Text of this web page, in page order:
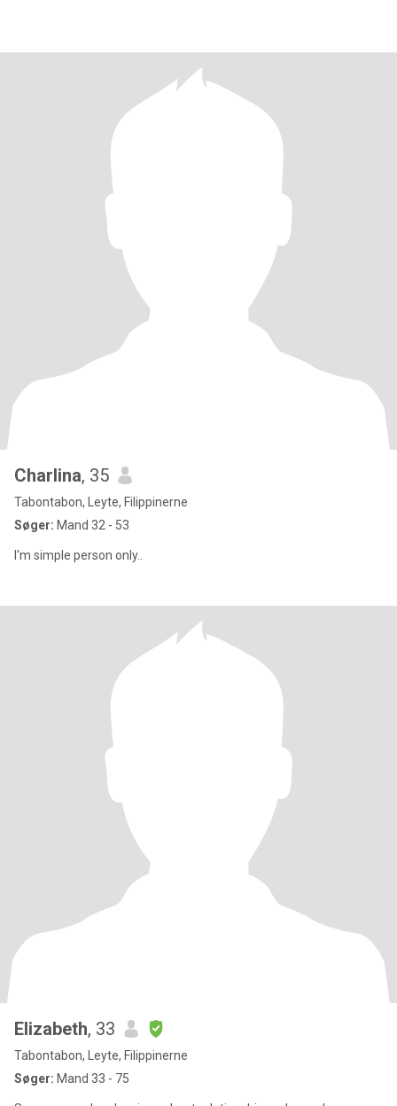
Charlina, 35
Tabontabon, Leyte, Filippinerne
Søger: Mand 32 - 53
I'm simple person only..
Elizabeth, 33
Tabontabon, Leyte, Filippinerne
Søger: Mand 33 - 75